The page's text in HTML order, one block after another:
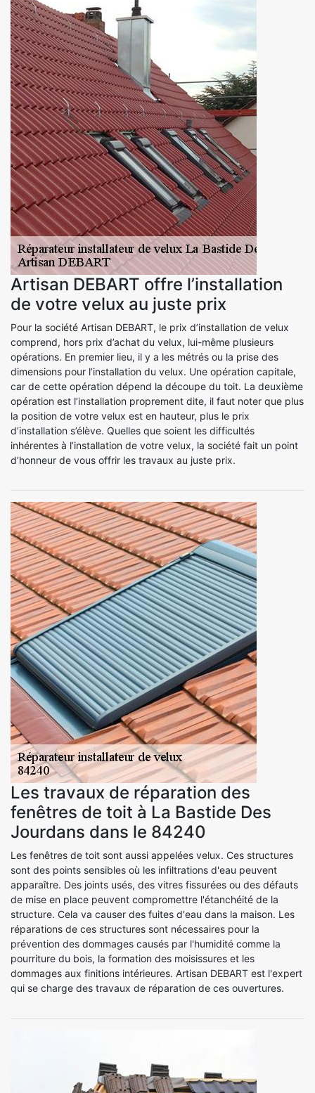
Artisan DEBART offre l’installation
de votre velux au juste prix
Pour la société Artisan DEBART, le prix d’installation de velux
comprend, hors prix d’achat du velux, lui-même plusieurs
opérations. En premier lieu, il y a les métrés ou la prise des
dimensions pour l’installation du velux. Une opération capitale,
car de cette opération dépend la découpe du toit. La deuxième
opération est l’installation proprement dite, il faut noter que plus
la position de votre velux est en hauteur, plus le prix
d’installation s’élève. Quelles que soient les difficultés
inhérentes à l’installation de votre velux, la société fait un point
d’honneur de vous offrir les travaux au juste prix.
Les travaux de réparation des
fenêtres de toit à La Bastide Des
Jourdans dans le 84240
Les fenêtres de toit sont aussi appelées velux. Ces structures
sont des points sensibles où les infiltrations d'eau peuvent
apparaître. Des joints usés, des vitres fissurées ou des défauts
de mise en place peuvent compromettre l'étanchéité de la
structure. Cela va causer des fuites d'eau dans la maison. Les
réparations de ces structures sont nécessaires pour la
prévention des dommages causés par l'humidité comme la
pourriture du bois, la formation des moisissures et les
dommages aux finitions intérieures. Artisan DEBART est l'expert
qui se charge des travaux de réparation de ces ouvertures.